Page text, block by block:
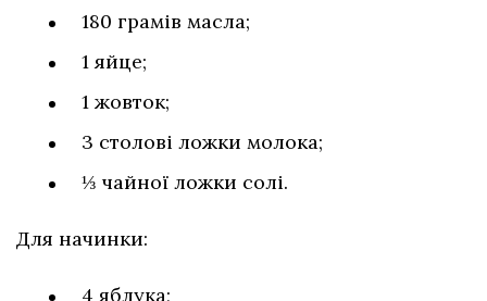
180 грамів масла;
1 яйце;
1 жовток;
3 столові ложки молока;
⅓ чайної ложки солі.
Для начинки:
4 яблука;